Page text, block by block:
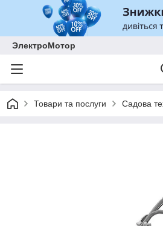
ЭлектроМотор
Товари та послуги Садова